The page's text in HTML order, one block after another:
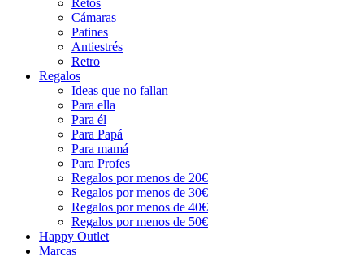
Cámaras
Patines
Antiestrés
Retro
Regalos
Ideas que no fallan
Para ella
Para él
Para Papá
Para mamá
Para Profes
Regalos por menos de 20€
Regalos por menos de 30€
Regalos por menos de 40€
Regalos por menos de 50€
Happy Outlet
Marcas